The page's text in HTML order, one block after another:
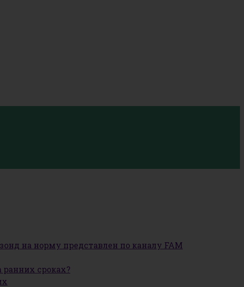
на норму представлен по каналу FAM
сроках?